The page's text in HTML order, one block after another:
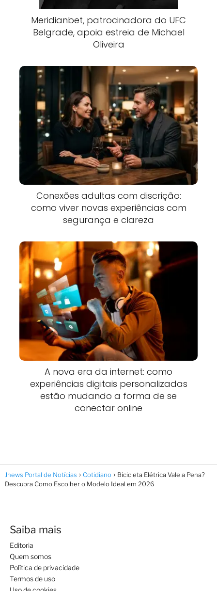
Meridianbet, patrocinadora do UFC
Belgrade, apoia estreia de Michael
Oliveira
Conexões adultas com discrição:
como viver novas experiências com
segurança e clareza
A nova era da internet: como
experiências digitais personalizadas
estão mudando a forma de se
conectar online
Jnews Portal de Notícias Cotidiano
Bicicleta Elétrica Vale a Pena?
Descubra Como Escolher o Modelo Ideal em 2026
Saiba mais
Editoria
Quem somos
Política de privacidade
Termos de uso